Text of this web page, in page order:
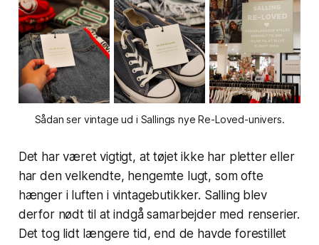
Sådan ser vintage ud i Sallings nye Re-Loved-univers.
Det har været vigtigt, at tøjet ikke har pletter eller
har den velkendte, hengemte lugt, som ofte
hænger i luften i vintagebutikker. Salling blev
derfor nødt til at indgå samarbejder med renserier.
Det tog lidt længere tid, end de havde forestillet